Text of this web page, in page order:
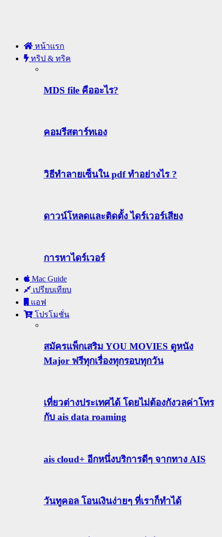
หน้าแรก
ทริป & ทริค
MDS file คืออะไร?
คอมรีสตาร์ทเอง
วิธีทําลายเซ็นใน pdf ทำอย่างไร ?
ดาวน์โหลดและติดตั้ง ไดร์เวอร์เสียง
การหาไดร์เวอร์
Mac Guide
เปรียบเทียบ
แอฟ
โปรโมชั่น
สมัครแพ็กเสริม YOU MOVIES ดูหนัง
Major ฟรีทุกเรื่องทุกรอบทุกวัน
เที่ยวต่างประเทศได้ โดยไม่ต้องกังวลค่าโทร
กับ ais data roaming
ais cloud+ อีกหนึ่งบริการดีๆ จากทาง AIS
วันทูคอล โอนเงินง่ายๆ ที่เราก็ทำได้